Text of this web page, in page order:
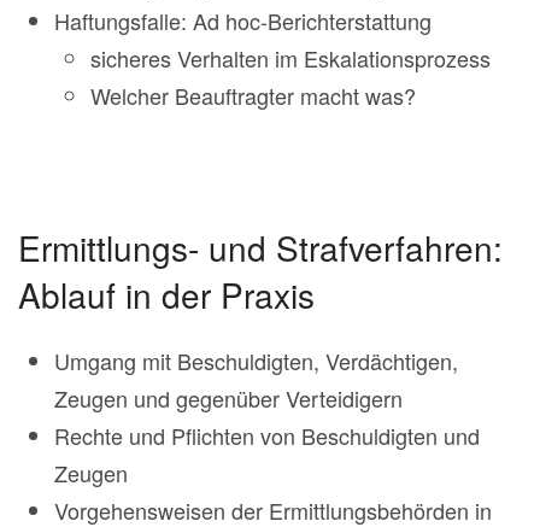
Haftungsfalle: Ad hoc-Berichterstattung
sicheres Verhalten im Eskalationsprozess
Welcher Beauftragter macht was?
Ermittlungs- und Strafverfahren:
Ablauf in der Praxis
Umgang mit Beschuldigten, Verdächtigen,
Zeugen und gegenüber Verteidigern
Rechte und Pflichten von Beschuldigten und
Zeugen
Vorgehensweisen der Ermittlungsbehörden in